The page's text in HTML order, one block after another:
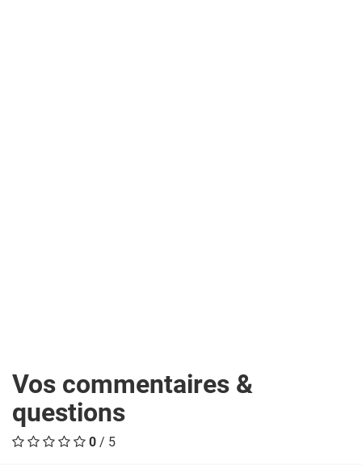
Vos commentaires &
questions
0 / 5